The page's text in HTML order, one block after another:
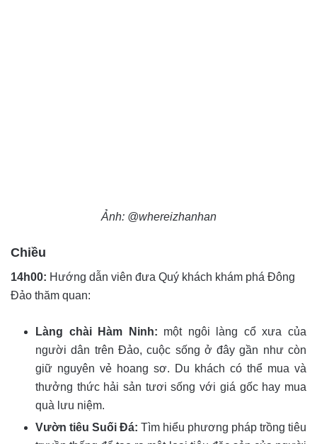
Ảnh: @whereizhanhan
Chiều
14h00: Hướng dẫn viên đưa Quý khách khám phá Đông
Đảo thăm quan:
Làng chài Hàm Ninh: một ngôi làng cổ xưa của
người dân trên Đảo, cuộc sống ở đây gần như còn
giữ nguyên vẻ hoang sơ. Du khách có thể mua và
thưởng thức hải sản tươi sống với giá gốc hay mua
quà lưu niệm.
Vườn tiêu Suối Đá: Tìm hiểu phương pháp trồng tiêu